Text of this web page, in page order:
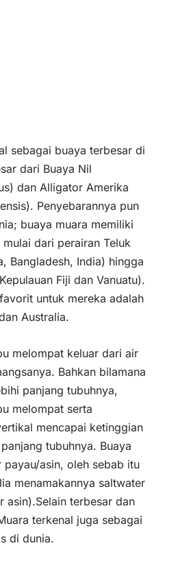
sebagai buaya terbesar di
dari Buaya Nil
) dan Alligator Amerika
). Penyebarannya pun
buaya muara memiliki
dari perairan Teluk
Bangladesh, India) hingga
Fiji dan Vanuatu).
untuk mereka adalah
Australia.
melompat keluar dari air
Bahkan bilamana
panjang tubuhnya,
melompat serta
mencapai ketinggian
tubuhnya. Buaya
payau/asin, oleh sebab itu
menamakannya saltwater
asin).Selain terbesar dan
terkenal juga sebagai
di dunia.